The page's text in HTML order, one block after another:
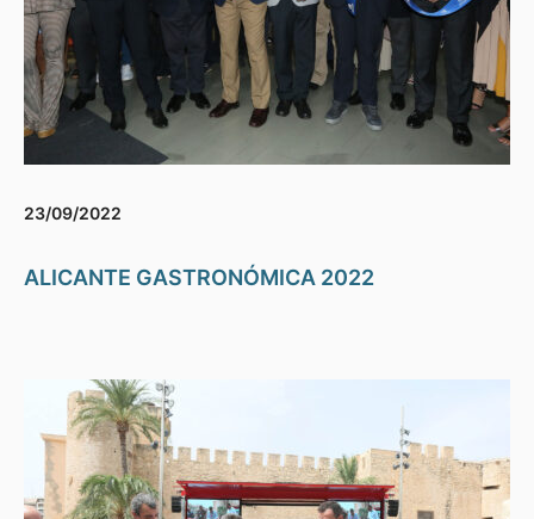
23/09/2022
ALICANTE GASTRONÓMICA 2022